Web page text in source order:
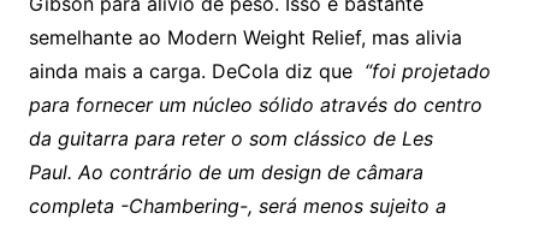
semelhante ao Modern Weight Relief, mas alivia
ainda mais a carga. DeCola diz que “foi projetado
para fornecer um núcleo sólido através do centro
da guitarra para reter o som clássico de Les
Paul. Ao contrário de um design de câmara
completa -Chambering-, será menos sujeito a